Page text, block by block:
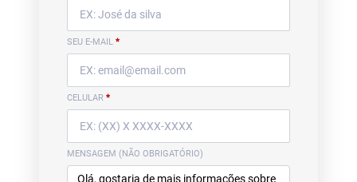
SEU E-MAIL *
CELULAR *
MENSAGEM (NÃO OBRIGATÓRIO)